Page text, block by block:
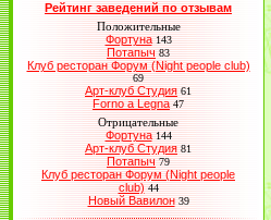
Рейтинг заведений по отзывам
Положительные
Фортуна 143
Потапыч 83
Клуб ресторан Форум (Night people club)
69
Арт-клуб Студия 61
Forno a Legna 47
Отрицательные
Фортуна 144
Арт-клуб Студия 81
Потапыч 79
Клуб ресторан Форум (Night people
club) 44
Новый Вавилон 39